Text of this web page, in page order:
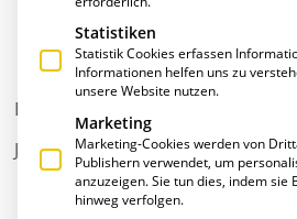
E·R·Plus Software for Profi im
Jun. 2010
Statistiken
Statistik Cookies erfassen
Informationen helfen uns zu
unsere Website nutzen.
Marketing
Marketing-Cookies werden von
Publishern verwendet, um
anzuzeigen. Sie tun dies, indem sie
hinweg verfolgen.